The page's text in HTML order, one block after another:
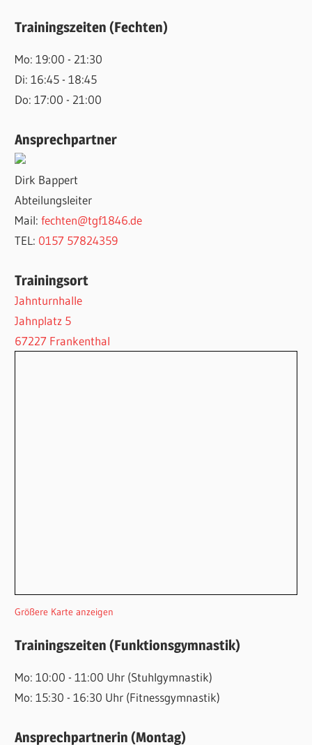
Trainingszeiten (Fechten)
Mo: 19:00 - 21:30
Di: 16:45 - 18:45
Do: 17:00 - 21:00
Ansprechpartner
Dirk Bappert
Abteilungsleiter
Mail:fechten@tgf1846.de
TEL: 0157 57824359
Trainingsort
Jahnturnhalle
Jahnplatz 5
67227 Frankenthal
Größere Karte anzeigen
Trainingszeiten (Funktionsgymnastik)
Mo: 10:00 - 11:00 Uhr (Stuhlgymnastik)
Mo: 15:30 - 16:30 Uhr (Fitnessgymnastik)
Ansprechpartnerin (Montag)